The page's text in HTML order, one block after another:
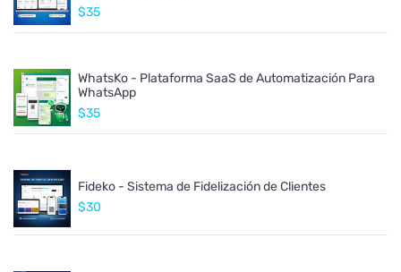
$35
WhatsKo - Plataforma SaaS de Automatización Para
WhatsApp
$35
Fideko - Sistema de Fidelización de Clientes
$30